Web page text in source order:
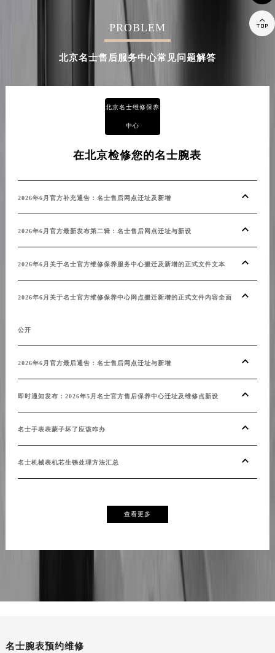
PROBLEM
北京名士售后服务中心常见问题解答
北京名士维修保养
中心
在北京检修您的名士腕表
2026年6月官方补充通告：名士售后网点迁址及新增
2026年6月官方最新发布第二辑：名士售后网点迁址与新设
2026年6月关于名士官方维修保养服务中心搬迁及新增的正式文件文本
2026年6月关于名士官方维修保养中心网点搬迁新增的正式文件内容全面
公开
2026年6月官方最后通告：名士售后网点迁址与新增
即时通知发布：2026年5月名士官方售后保养中心迁址及维修点新设
名士手表表蒙子坏了应该咋办
名士机械表机芯生锈处理方法汇总
查看更多
名士腕表预约维修
